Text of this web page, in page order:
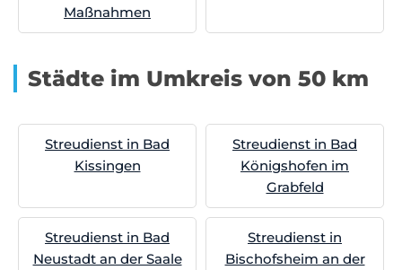
Maßnahmen
Städte im Umkreis von 50 km
Streudienst in Bad
Kissingen
Streudienst in Bad
Königshofen im
Grabfeld
Streudienst in Bad
Neustadt an der Saale
Streudienst in
Bischofsheim an der